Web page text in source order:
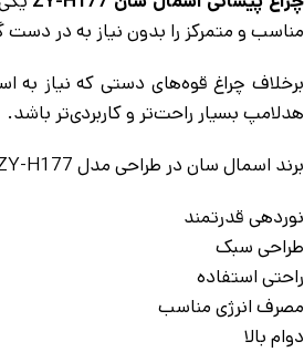
مناسب و متمرکز را بدون نیاز به در دست
برخلاف چراغ قوه‌های دستی که نیاز به
هدلامپ بسیار راحت‌تر و کاربردی‌تر باشد.
برند اسمال سان در طراحی مدل ZY-H177 تلاش کرده ترکیبی از ویژگی‌های مهم مانند:
نوردهی قدرتمند
طراحی سبک
راحتی استفاده
مصرف انرژی مناسب
دوام بالا